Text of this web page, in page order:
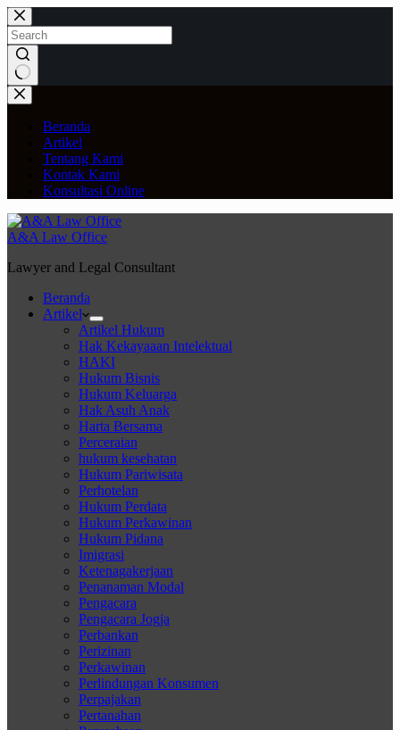
Skip
to
content
No
results
Beranda
Artikel
Tentang Kami
Kontak Kami
Konsultasi Online
A&A Law Office
Lawyer and Legal Consultant
Beranda
Artikel
Artikel Hukum
Hak Kekayaaan Intelektual
HAKI
Hukum Bisnis
Hukum Keluarga
Hak Asuh Anak
Harta Bersama
Perceraian
hukum kesehatan
Hukum Pariwisata
Perhotelan
Hukum Perdata
Hukum Perkawinan
Hukum Pidana
Imigrasi
Ketenagakerjaan
Penanaman Modal
Pengacara
Pengacara Jogja
Perbankan
Perizinan
Perkawinan
Perlindungan Konsumen
Perpajakan
Pertanahan